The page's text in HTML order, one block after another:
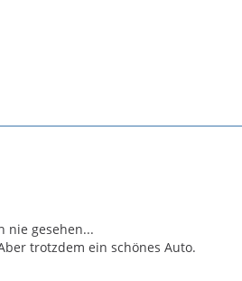
nie gesehen...
trotzdem ein schönes Auto.